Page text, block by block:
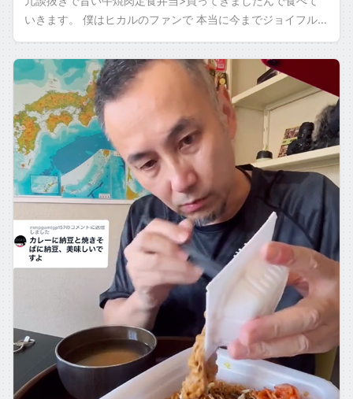
いきます。 僕はヒカルのファンで 本当に今までジョイフルシ